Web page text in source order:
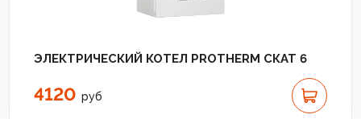
ЭЛЕКТРИЧЕСКИЙ КОТЕЛ PROTHERM СКАТ 6
4120 руб